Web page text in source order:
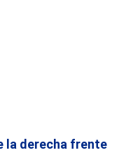
la derecha frente